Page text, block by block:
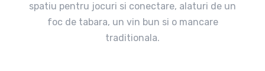
spatiu pentru jocuri si conectare, alaturi de un
foc de tabara, un vin bun si o mancare
traditionala.